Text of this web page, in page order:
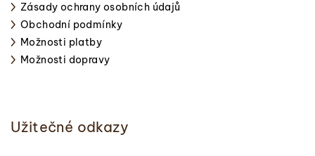
Zásady ochrany osobních údajů
Obchodní podmínky
Možnosti platby
Možnosti dopravy
Užitečné odkazy